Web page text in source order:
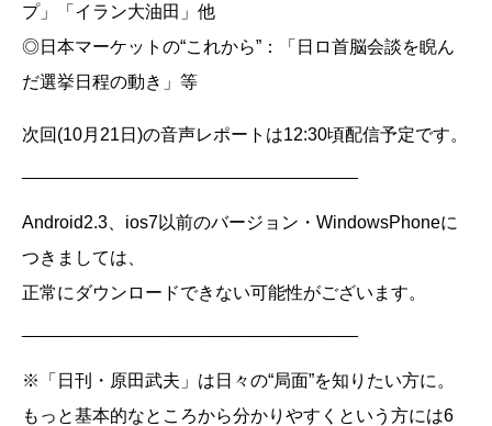
プ」「イラン大油田」他
◎日本マーケットの“これから”：「日ロ首脳会談を睨ん
だ選挙日程の動き」等
次回(10月21日)の音声レポートは12:30頃配信予定です。
Android2.3、ios7以前のバージョン・WindowsPhoneに
つきましては、
正常にダウンロードできない可能性がございます。
※「日刊・原田武夫」は日々の“局面”を知りたい方に。
もっと基本的なところから分かりやすくという方には6